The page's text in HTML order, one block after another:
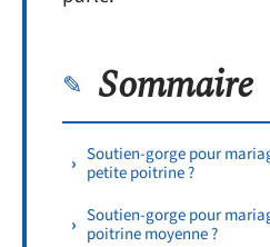
Sommaire
Soutien-gorge pour
petite poitrine ?
Soutien-gorge pour
poitrine moyenne ?